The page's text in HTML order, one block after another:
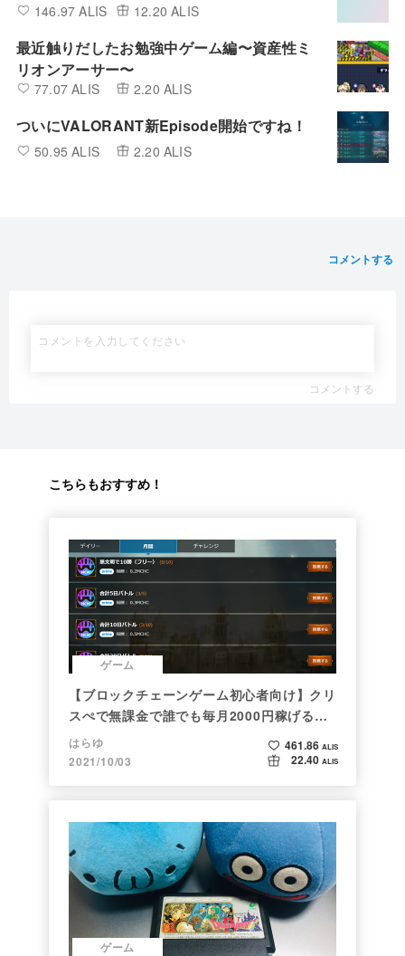
146.97 ALIS 12.20 ALIS
最近触りだしたお勉強中ゲーム編〜資産性ミ
リオンアーサー〜
77.07 ALIS 2.20 ALIS
ついにVALORANT新Episode開始ですね！
50.95 ALIS 2.20 ALIS
コメントする
コメントする
こちらもおすすめ！
ゲーム
【ブロックチェーンゲーム初心者向け】クリ
スぺで無課金で誰でも毎月2000円稼げる時
代がきた
はらゆ
2021/10/03
461.86 ALIS
22.40 ALIS
ゲーム